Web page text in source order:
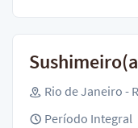
Rio de Janeiro -
Período Integral